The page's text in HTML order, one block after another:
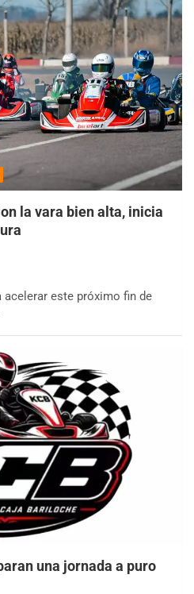
la vara bien alta, inicia
acelerar este próximo fin de
una jornada a puro